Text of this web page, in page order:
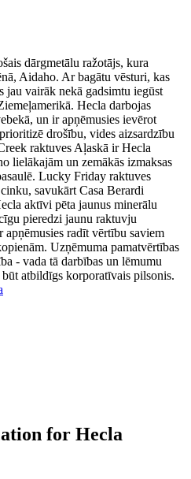
dārgmetālu ražotājs, kura
Aidaho. Ar bagātu vēsturi, kas
jau vairāk nekā gadsimtu iegūst
Hecla darbojas
un ir apņēmusies ievērot
drošību, vides aizsardzību
raktuves Aļaskā ir Hecla
lielākajām un zemākās izmaksas
Lucky Friday raktuves
savukārt Casa Berardi
aktīvi pēta jaunus minerālu
pieredzi jaunu raktuvju
apņēmusies radīt vērtību saviem
Uzņēmuma pamatvērtības
- vada tā darbības un lēmumu
atbildīgs korporatīvais pilsonis.
for Hecla